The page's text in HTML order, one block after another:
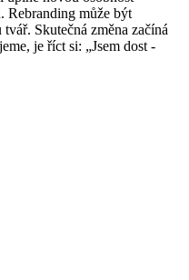
Rebranding může být
Skutečná změna začíná
je říct si: „Jsem dost -